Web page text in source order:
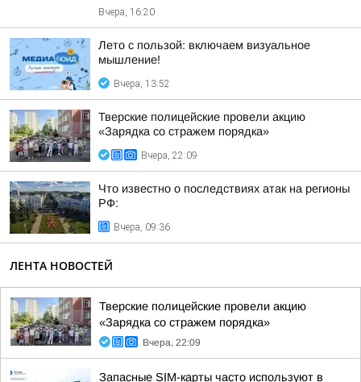
Вчера, 16:20
Лето с пользой: включаем визуальное
мышление!
Вчера, 13:52
Тверские полицейские провели акцию
«Зарядка со стражем порядка»
Вчера, 22:09
Что известно о последствиях атак на регионы
РФ:
Вчера, 09:36
ЛЕНТА НОВОСТЕЙ
Тверские полицейские провели акцию
«Зарядка со стражем порядка»
Вчера, 22:09
Запасные SIM-карты часто используют в